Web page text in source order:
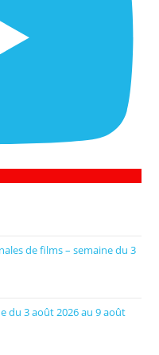
de films – semaine du 3
du 3 août 2026 au 9 août